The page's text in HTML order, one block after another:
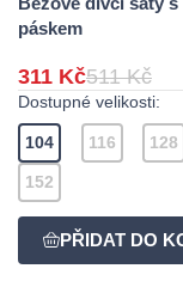
páskem
311 Kč511 Kč
Dostupné velikosti:
104 116 128
152